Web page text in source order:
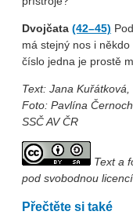
Dvojčata (42–45)
má stejný nos i
číslo jedna je prostě
Text: Jana
Foto: Pavlína
SSČ AV ČR
Text a
pod svobodnou
Přečtěte si také